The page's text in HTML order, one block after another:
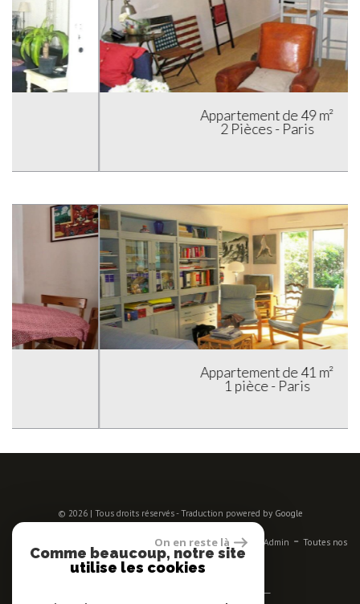
Appartement de 49 m²
2 Pièces - Paris
Appartement de 41 m²
© 2026 | Tous droits réservés - Traduction powered by Google
Nos honoraires-Liens Admin - Toutes nos
annonces
On en reste là
Comme beaucoup, notre site
utilise les cookies